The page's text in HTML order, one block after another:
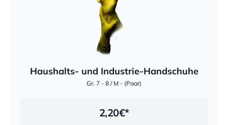
Haushalts- und Industrie-Handschuhe
Gr. 7 - 8 / M - (Paar)
2,20€*